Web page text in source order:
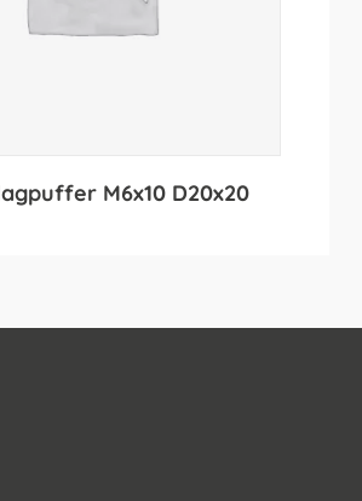
M6x10 D20x20